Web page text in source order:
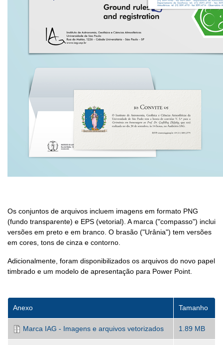
Os conjuntos de arquivos incluem imagens em formato PNG
(fundo transparente) e EPS (vetorial). A marca ("compasso") inclui
versões em preto e em branco. O brasão ("Urânia") tem versões
em cores, tons de cinza e contorno.
Adicionalmente, foram disponibilizados os arquivos do novo papel
timbrado e um modelo de apresentação para Power Point.
Anexo Tamanho
Marca IAG - Imagens e arquivos vetorizados 1.89 MB